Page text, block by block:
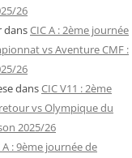
26
dansCIC A : 2ème journée
vs Aventure CMF :
26
dansCIC V11 : 2ème
vs Olympique du
2025/26
A : 9ème journée de